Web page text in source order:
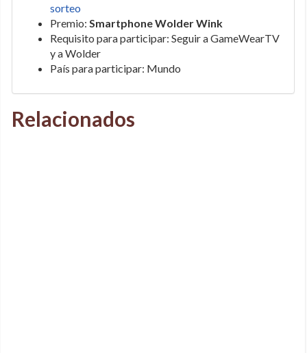
sorteo
Premio: Smartphone Wolder Wink
Requisito para participar: Seguir a GameWearTV
y a Wolder
País para participar: Mundo
Relacionados